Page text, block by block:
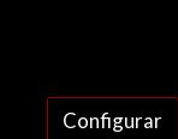
Configurar